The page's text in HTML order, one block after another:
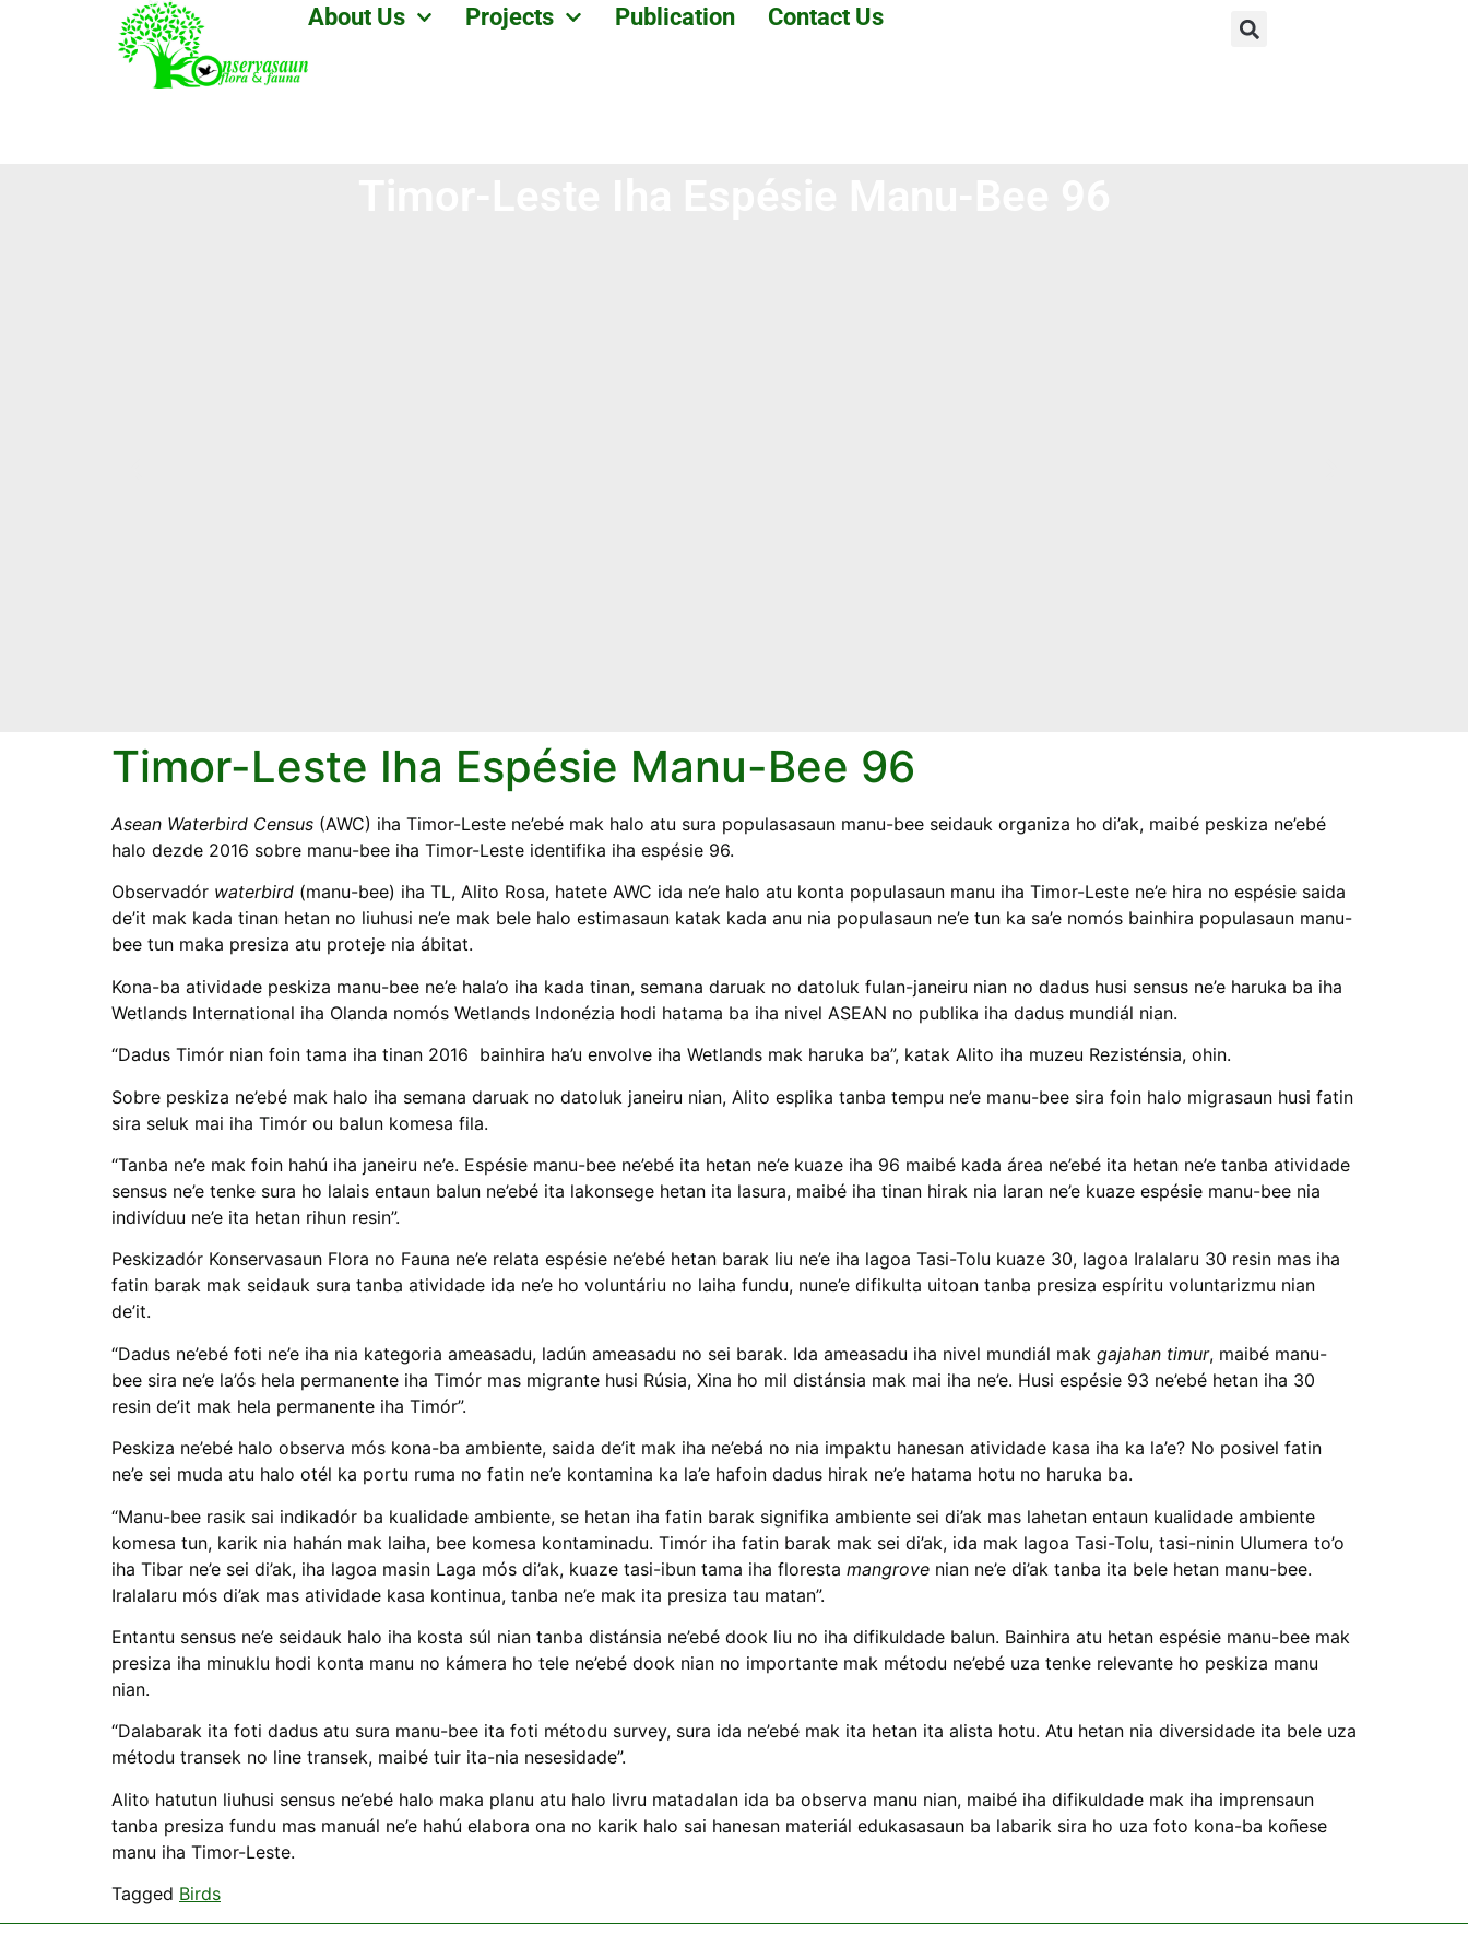
About Us Projects Publication Contact Us
PROTECTION OF ALL HABITATS IN BOTH TERRESTRIAL AND
MARINE ECOSYSTEMS
Goal 1 strives to protect the interconnected terrestrial and marine habitats and promotes ecological balance. It is an overarching
theme of KFF works which are stated in article 3 of KFF’s statute.
Click Here
Timor-Leste Iha Espésie Manu-Bee 96
Asean Waterbird Census (AWC) iha Timor-Leste ne’ebé mak halo atu sura populasasaun manu-bee seidauk organiza ho di’ak, maibé peskiza ne’ebé
halo dezde 2016 sobre manu-bee iha Timor-Leste identifika iha espésie 96.
Observadór waterbird (manu-bee) iha TL, Alito Rosa, hatete AWC ida ne’e halo atu konta populasaun manu iha Timor-Leste ne’e hira no espésie saida
de’it mak kada tinan hetan no liuhusi ne’e mak bele halo estimasaun katak kada anu nia populasaun ne’e tun ka sa’e nomós bainhira populasaun manu-
bee tun maka presiza atu proteje nia ábitat.
Kona-ba atividade peskiza manu-bee ne’e hala’o iha kada tinan, semana daruak no datoluk fulan-janeiru nian no dadus husi sensus ne’e haruka ba iha
Wetlands International iha Olanda nomós Wetlands Indonézia hodi hatama ba iha nivel ASEAN no publika iha dadus mundiál nian.
“Dadus Timór nian foin tama iha tinan 2016 bainhira ha’u envolve iha Wetlands mak haruka ba”, katak Alito iha muzeu Rezisténsia, ohin.
Sobre peskiza ne’ebé mak halo iha semana daruak no datoluk janeiru nian, Alito esplika tanba tempu ne’e manu-bee sira foin halo migrasaun husi fatin
sira seluk mai iha Timór ou balun komesa fila.
“Tanba ne’e mak foin hahú iha janeiru ne’e. Espésie manu-bee ne’ebé ita hetan ne’e kuaze iha 96 maibé kada área ne’ebé ita hetan ne’e tanba atividade
sensus ne’e tenke sura ho lalais entaun balun ne’ebé ita lakonsege hetan ita lasura, maibé iha tinan hirak nia laran ne’e kuaze espésie manu-bee nia
indivíduu ne’e ita hetan rihun resin”.
Peskizadór Konservasaun Flora no Fauna ne’e relata espésie ne’ebé hetan barak liu ne’e iha lagoa Tasi-Tolu kuaze 30, lagoa Iralalaru 30 resin mas iha
fatin barak mak seidauk sura tanba atividade ida ne’e ho voluntáriu no laiha fundu, nune’e difikulta uitoan tanba presiza espíritu voluntarizmu nian
de’it.
“Dadus ne’ebé foti ne’e iha nia kategoria ameasadu, ladún ameasadu no sei barak. Ida ameasadu iha nivel mundiál mak gajahan timur, maibé manu-
bee sira ne’e la’ós hela permanente iha Timór mas migrante husi Rúsia, Xina ho mil distánsia mak mai iha ne’e. Husi espésie 93 ne’ebé hetan iha 30
resin de’it mak hela permanente iha Timór”.
Peskiza ne’ebé halo observa mós kona-ba ambiente, saida de’it mak iha ne’ebá no nia impaktu hanesan atividade kasa iha ka la’e? No posivel fatin
ne’e sei muda atu halo otél ka portu ruma no fatin ne’e kontamina ka la’e hafoin dadus hirak ne’e hatama hotu no haruka ba.
“Manu-bee rasik sai indikadór ba kualidade ambiente, se hetan iha fatin barak signifika ambiente sei di’ak mas lahetan entaun kualidade ambiente
komesa tun, karik nia hahán mak laiha, bee komesa kontaminadu. Timór iha fatin barak mak sei di’ak, ida mak lagoa Tasi-Tolu, tasi-ninin Ulumera to’o
iha Tibar ne’e sei di’ak, iha lagoa masin Laga mós di’ak, kuaze tasi-ibun tama iha floresta mangrove nian ne’e di’ak tanba ita bele hetan manu-bee.
Iralalaru mós di’ak mas atividade kasa kontinua, tanba ne’e mak ita presiza tau matan”.
Entantu sensus ne’e seidauk halo iha kosta súl nian tanba distánsia ne’ebé dook liu no iha difikuldade balun. Bainhira atu hetan espésie manu-bee mak
presiza iha minuklu hodi konta manu no kámera ho tele ne’ebé dook nian no importante mak métodu ne’ebé uza tenke relevante ho peskiza manu
nian.
“Dalabarak ita foti dadus atu sura manu-bee ita foti métodu survey, sura ida ne’ebé mak ita hetan ita alista hotu. Atu hetan nia diversidade ita bele uza
métodu transek no line transek, maibé tuir ita-nia nesesidade”.
Alito hatutun liuhusi sensus ne’ebé halo maka planu atu halo livru matadalan ida ba observa manu nian, maibé iha difikuldade mak iha imprensaun
tanba presiza fundu mas manuál ne’e hahú elabora ona no karik halo sai hanesan materiál edukasasaun ba labarik sira ho uza foto kona-ba koñese
manu iha Timor-Leste.
Tagged Birds